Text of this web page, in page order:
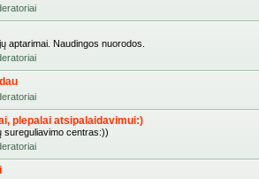
aptarimai. Naudingos nuorodos.
plepalai atsipalaidavimui:)
sureguliavimo centras:))